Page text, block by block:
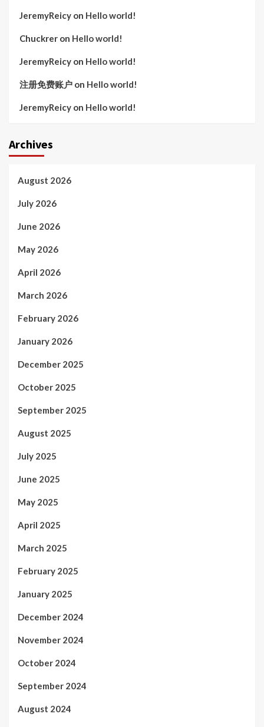
JeremyReicy on Hello world!
Chuckrer on Hello world!
JeremyReicy on Hello world!
注册免费账户 on Hello world!
JeremyReicy on Hello world!
Archives
August 2026
July 2026
June 2026
May 2026
April 2026
March 2026
February 2026
January 2026
December 2025
October 2025
September 2025
August 2025
July 2025
June 2025
May 2025
April 2025
March 2025
February 2025
January 2025
December 2024
November 2024
October 2024
September 2024
August 2024